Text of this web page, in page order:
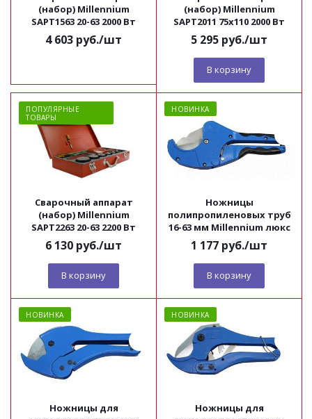
(набор) Millennium
SAPT1563 20-63 2000 Вт
4 603 руб./шт
(набор) Millennium
SAPT2011 75x110 2000 Вт
5 295 руб./шт
В корзину
ПОПУЛЯРНЫЕ
ТОВАРЫ
Сварочный аппарат
(набор) Millennium
SAPT2263 20-63 2200 Вт
6 130 руб./шт
В корзину
НОВИНКА
Ножницы
полипропиленовых труб
16-63 мм Millennium люкс
1 177 руб./шт
В корзину
НОВИНКА
Ножницы для
НОВИНКА
Ножницы для